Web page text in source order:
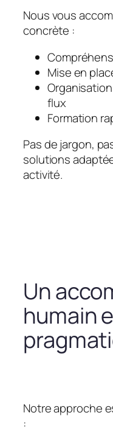
Nous vous
concrète :
Mise en
flux
Formation
Pas de jargon,
solutions
activité.
Un
humain
Notre approche
: